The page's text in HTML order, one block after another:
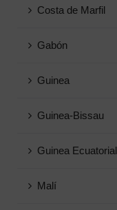
Costa de Marfil
Gabón
Guinea
Guinea-Bissau
Guinea Ecuatorial
Malí